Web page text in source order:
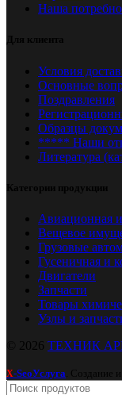
Наша
Для клиента
Условия
Основные
Поздравления
Образцы
***** Наши
Литература
Категории продукции
Авиационная
Вещевое
Грузовые
Гусеничная и
Двигатели
Запчасти
Товары
Узлы и
© 2026 ТЕХНИК
X-SeoУслуга . Создание